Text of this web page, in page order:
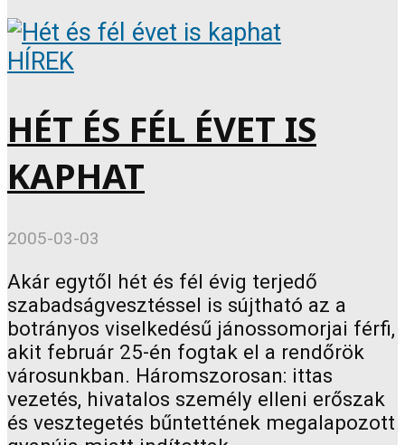
HÍREK
HÉT ÉS FÉL ÉVET IS
KAPHAT
2005-03-03
Akár egytől hét és fél évig terjedő
szabadságvesztéssel is sújtható az a
botrányos viselkedésű jánossomorjai férfi,
akit február 25-én fogtak el a rendőrök
városunkban. Háromszorosan: ittas
vezetés, hivatalos személy elleni erőszak
és vesztegetés bűntettének megalapozott